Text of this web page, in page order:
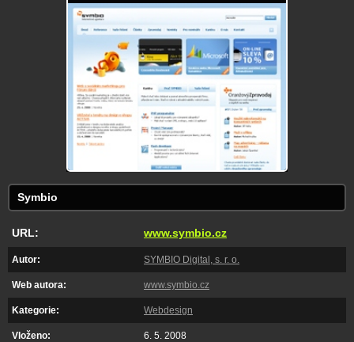
Symbio
URL: www.symbio.cz
Autor: SYMBIO Digital, s. r. o.
Web autora: www.symbio.cz
Kategorie: Webdesign
Vloženo: 6. 5. 2008